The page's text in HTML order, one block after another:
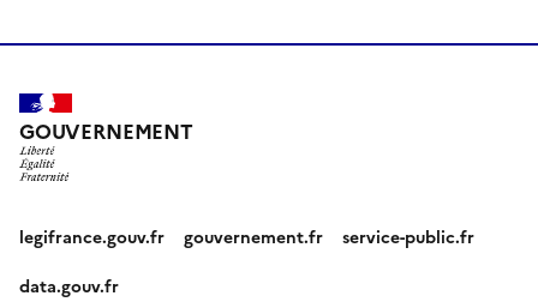
GOUVERNEMENT
legifrance.gouv.fr gouvernement.fr service-public.fr
data.gouv.fr